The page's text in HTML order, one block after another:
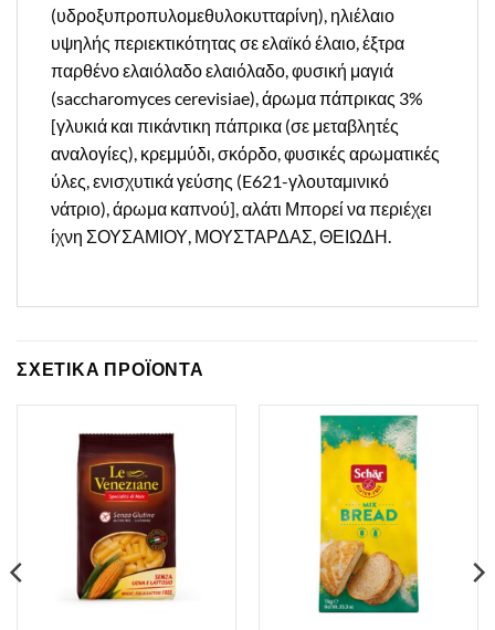
(υδροξυπροπυλομεθυλοκυτταρίνη), ηλιέλαιο
υψηλής περιεκτικότητας σε ελαϊκό έλαιο, έξτρα
παρθένο ελαιόλαδο ελαιόλαδο, φυσική μαγιά
(saccharomyces cerevisiae), άρωμα πάπρικας 3%
[γλυκιά και πικάντικη πάπρικα (σε μεταβλητές
αναλογίες), κρεμμύδι, σκόρδο, φυσικές αρωματικές
ύλες, ενισχυτικά γεύσης (E621-γλουταμινικό
νάτριο), άρωμα καπνού], αλάτι Μπορεί να περιέχει
ίχνη ΣΟΥΣΑΜΙΟΥ, ΜΟΥΣΤΑΡΔΑΣ, ΘΕΙΩΔΗ.
ΣΧΕΤΙΚΑ ΠΡΟΪΟΝΤΑ